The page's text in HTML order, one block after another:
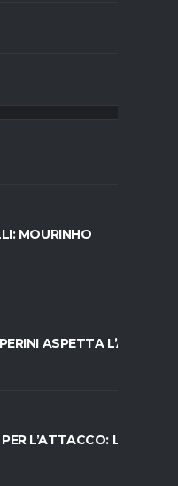
MOURINHO
ASPETTA L’ALA
L’ATTACCO: LA